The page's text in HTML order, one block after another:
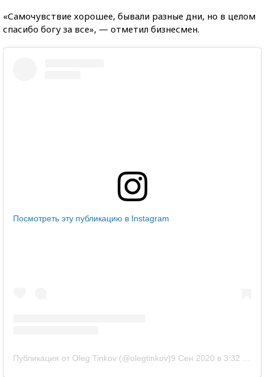
«Самочувствие хорошее, бывали разные дни, но в целом
спасибо богу за все», — отметил бизнесмен.
Посмотреть эту публикацию в Instagram
Публикация от Oleg Tinkov (@olegtinkov)9 Сен 2020 в 3:32 PDT